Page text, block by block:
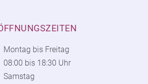
Montag bis Freitag
08:00 bis 18:30 Uhr
Samstag